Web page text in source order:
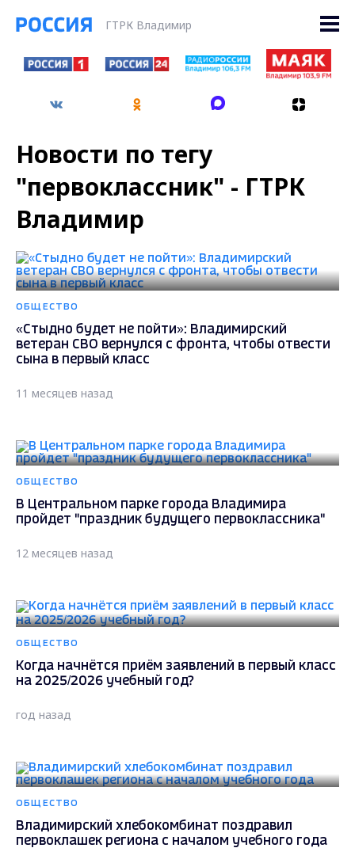
ГТРК Владимир
Новости по тегу
"первоклассник" - ГТРК
Владимир
ОБЩЕСТВО
«Стыдно будет не пойти»: Владимирский
ветеран СВО вернулся с фронта, чтобы отвести
сына в первый класс
11 месяцев назад
ОБЩЕСТВО
В Центральном парке города Владимира
пройдет "праздник будущего первоклассника"
12 месяцев назад
ОБЩЕСТВО
Когда начнётся приём заявлений в первый класс
на 2025/2026 учебный год?
год назад
ОБЩЕСТВО
Владимирский хлебокомбинат поздравил
первоклашек региона с началом учебного года